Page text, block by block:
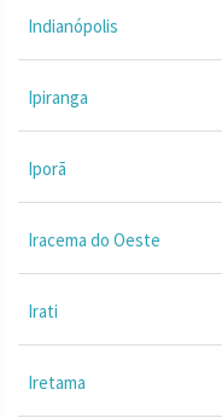
Indianópolis
Ipiranga
Iporã
Iracema do Oeste
Irati
Iretama